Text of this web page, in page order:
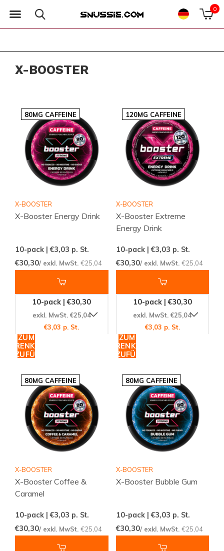
0
X-BOOSTER
80MG CAFFEINE
X-BOOSTER
X-Booster Energy Drink
10-pack | €3,03 p. St.
€30,30/ exkl. MwSt. €25,04
10-pack | €30,30
exkl. MwSt. €25,04
€3,03 p. St.
ZUM
WARENKORB
HINZUFÜGEN
120MG CAFFEINE
X-BOOSTER
X-Booster Extreme
Energy Drink
10-pack | €3,03 p. St.
€30,30/ exkl. MwSt. €25,04
10-pack | €30,30
exkl. MwSt. €25,04
€3,03 p. St.
ZUM
WARENKORB
HINZUFÜGEN
80MG CAFFEINE
X-BOOSTER
X-Booster Coffee &
Caramel
10-pack | €3,03 p. St.
€30,30/ exkl. MwSt. €25,04
80MG CAFFEINE
X-BOOSTER
X-Booster Bubble Gum
10-pack | €3,03 p. St.
€30,30/ exkl. MwSt. €25,04